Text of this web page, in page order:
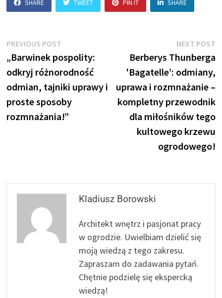
SHARE TWEET PIN IT SHARE
Nawigacja
wpisu
PREVIOUS POST
post:
„Barwinek pospolity:
odkryj różnorodność
odmian, tajniki uprawy i
proste sposoby
rozmnażania!”
NEXT POST
Berberys Thunberga
'Bagatelle’: odmiany,
uprawa i rozmnażanie –
kompletny przewodnik
dla miłośników tego
kultowego krzewu
ogrodowego!
Kladiusz Borowski
Architekt wnętrz i pasjonat pracy
w ogrodzie. Uwielbiam dzielić się
moją wiedzą z tego zakresu.
Zapraszam do zadawania pytań.
Chętnie podzielę się ekspercką
wiedzą!